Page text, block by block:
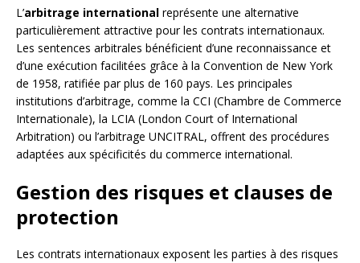
L’arbitrage international représente une alternative
particulièrement attractive pour les contrats internationaux.
Les sentences arbitrales bénéficient d’une reconnaissance et
d’une exécution facilitées grâce à la Convention de New York
de 1958, ratifiée par plus de 160 pays. Les principales
institutions d’arbitrage, comme la CCI (Chambre de Commerce
Internationale), la LCIA (London Court of International
Arbitration) ou l’arbitrage UNCITRAL, offrent des procédures
adaptées aux spécificités du commerce international.
Gestion des risques et clauses de
protection
Les contrats internationaux exposent les parties à des risques